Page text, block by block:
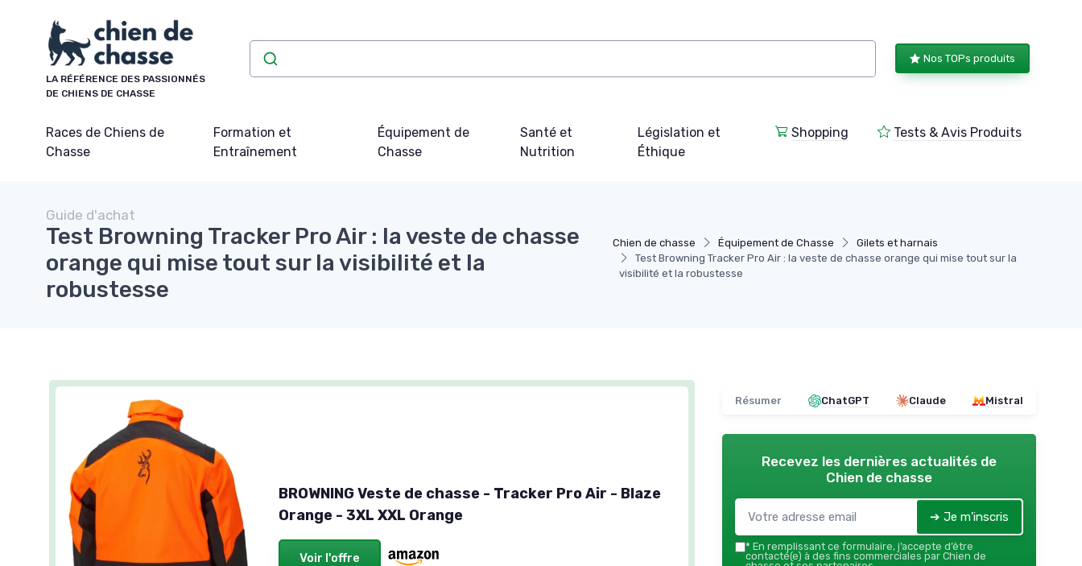
LA RÉFÉRENCE DES PASSIONNÉS
DE CHIENS DE CHASSE
Nos TOPs produits
Races de Chiens de
Chasse
Formation et
Entraînement
Équipement de
Chasse
Santé et
Nutrition
Législation et
Éthique
Shopping Tests & Avis Produits
Chien de chasse Équipement de Chasse
Gilets et harnais
Test Browning Tracker Pro Air : la veste de chasse orange qui mise tout sur la
visibilité et la robustesse
Guide d'achat
Test Browning Tracker Pro Air : la veste de chasse
orange qui mise tout sur la visibilité et la
robustesse
BROWNING Veste de chasse - Tracker Pro Air - Blaze
Orange - 3XL XXL Orange
Voir l'offre
Résumer ChatGPT Claude Mistral
Recevez les dernières actualités de
Chien de chasse
➔ Je m'inscris
* En remplissant ce formulaire, j’accepte d’être
contacté(e) à des fins commerciales par Chien de